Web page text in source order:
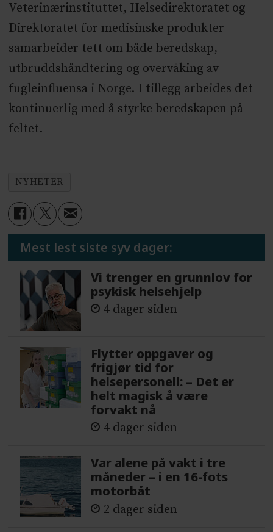
Veterinærinstituttet, Helsedirektoratet og
Direktoratet for medisinske produkter
samarbeider tett om både beredskap,
utbruddshåndtering og overvåking av
fugleinfluensa i Norge. I tillegg arbeides det
kontinuerlig med å styrke beredskapen på
feltet.
NYHETER
Mest lest siste syv dager:
Vi trenger en grunnlov for
psykisk helsehjelp
4 dager siden
Flytter oppgaver og
frigjør tid for
helsepersonell: – Det er
helt magisk å være
forvakt nå
4 dager siden
Var alene på vakt i tre
måneder – i en 16-fots
motorbåt
2 dager siden